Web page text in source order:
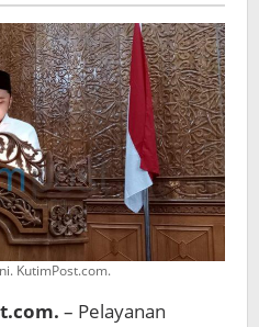
KutimPost.com.
– Pelayanan